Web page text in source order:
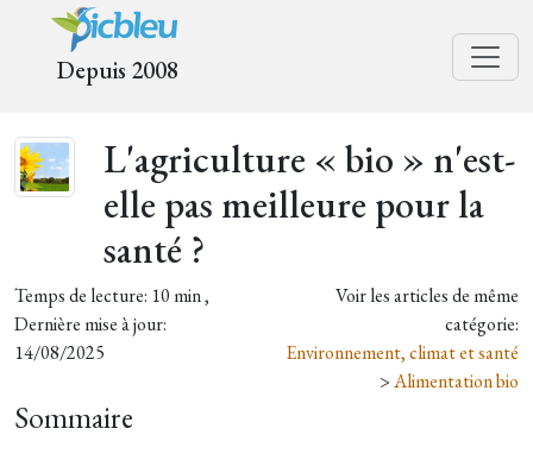
Depuis 2008
L'agriculture « bio » n'est-
elle pas meilleure pour la
santé ?
Temps de lecture: 10 min ,
Dernière mise à jour:
14/08/2025
Voir les articles de même
catégorie:
Environnement, climat et santé
>Alimentation bio
Sommaire